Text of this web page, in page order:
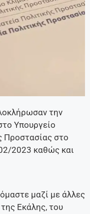
την
Υπουργείο
Προστασίας στο
2023 καθώς και
μαζί με άλλες
Εκάλης, του